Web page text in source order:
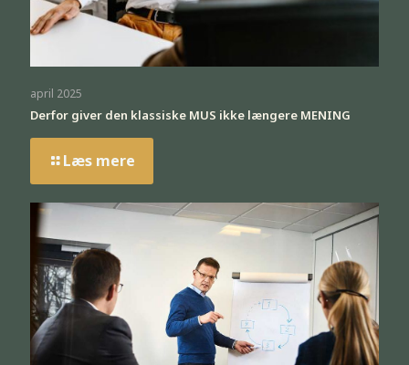
april 2025
Derfor giver den klassiske MUS ikke længere MENING
Læs mere